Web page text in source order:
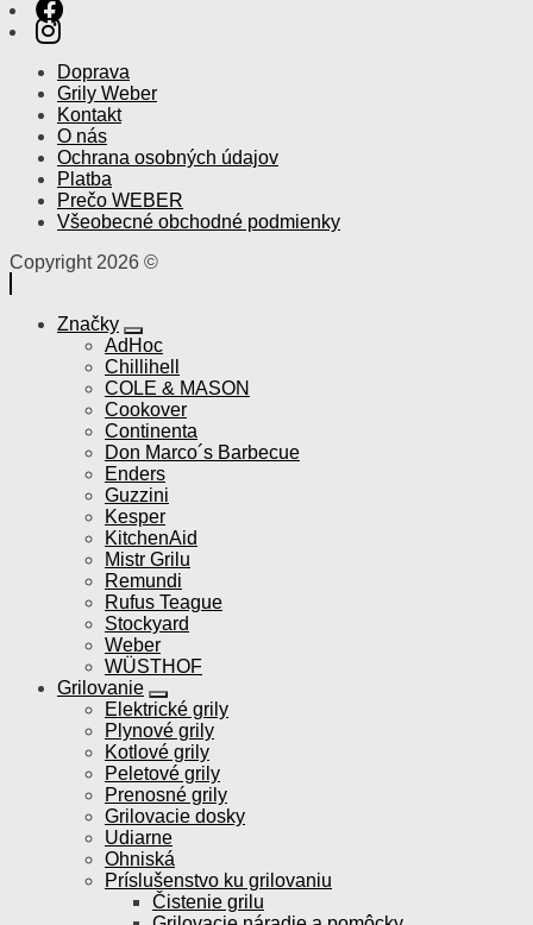
Doprava
Grily Weber
Kontakt
O nás
Ochrana osobných údajov
Platba
Prečo WEBER
Všeobecné obchodné podmienky
Copyright 2026 ©
Značky
AdHoc
Chillihell
COLE & MASON
Cookover
Continenta
Don Marco´s Barbecue
Enders
Guzzini
Kesper
KitchenAid
Mistr Grilu
Remundi
Rufus Teague
Stockyard
Weber
WÜSTHOF
Grilovanie
Elektrické grily
Plynové grily
Kotlové grily
Peletové grily
Prenosné grily
Grilovacie dosky
Udiarne
Ohniská
Príslušenstvo ku grilovaniu
Čistenie grilu